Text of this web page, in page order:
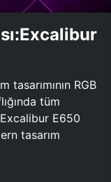
tasarımının RGB
tüm
E650
tasarım